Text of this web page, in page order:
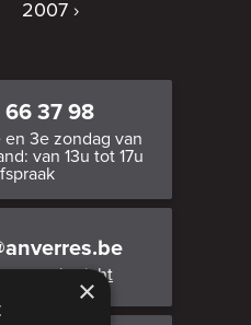
2007
66 37 98
en 3e zondag van
van 13u tot 17u
een bericht
×